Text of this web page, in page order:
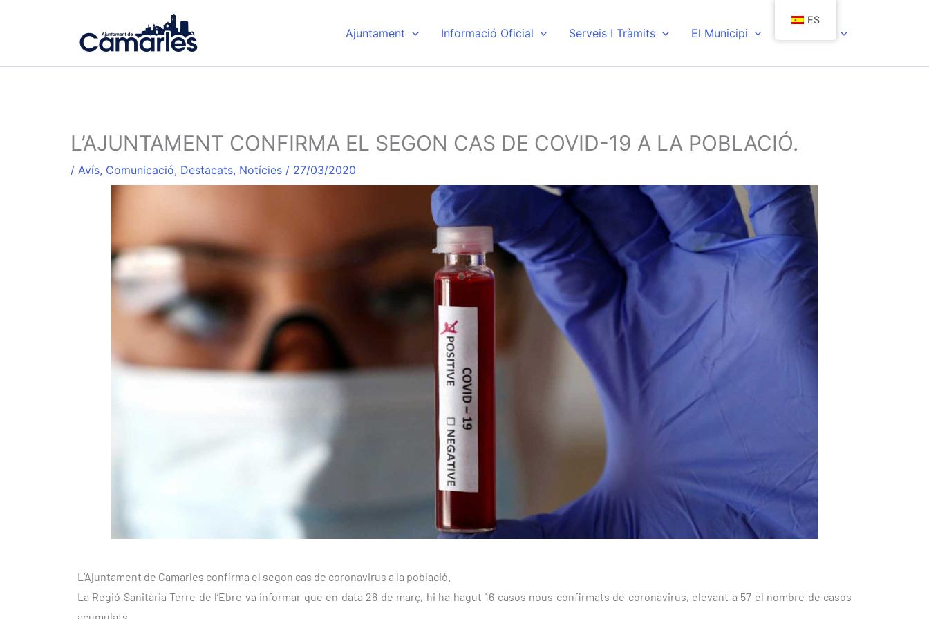
Ajuntament Informació Oficial Serveis I Tràmits El Municipi
L’AJUNTAMENT CONFIRMA EL SEGON CAS DE COVID-19 A LA POBLACIÓ.
/ Avís, Comunicació, Destacats, Notícies / 27/03/2020
L’Ajuntament de Camarles confirma el segon cas de coronavirus a la població.
La Regió Sanitària Terre de l’Ebre va informar que en data 26 de març, hi ha hagut 16 casos nous confirmats de coronavirus, elevant a 57 el nombre de casos
ES